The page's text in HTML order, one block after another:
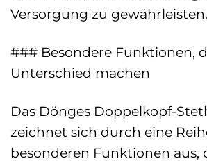
Versorgung zu gewährleisten.
### Besondere Funktionen,
Unterschied machen
Das Dönges Doppelkopf-
zeichnet sich durch eine
besonderen Funktionen aus,